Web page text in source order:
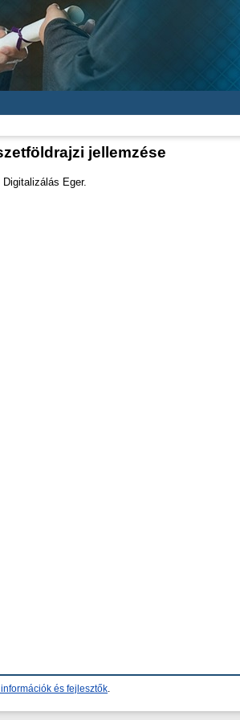
jellemzése
Eger.
és fejlesztők